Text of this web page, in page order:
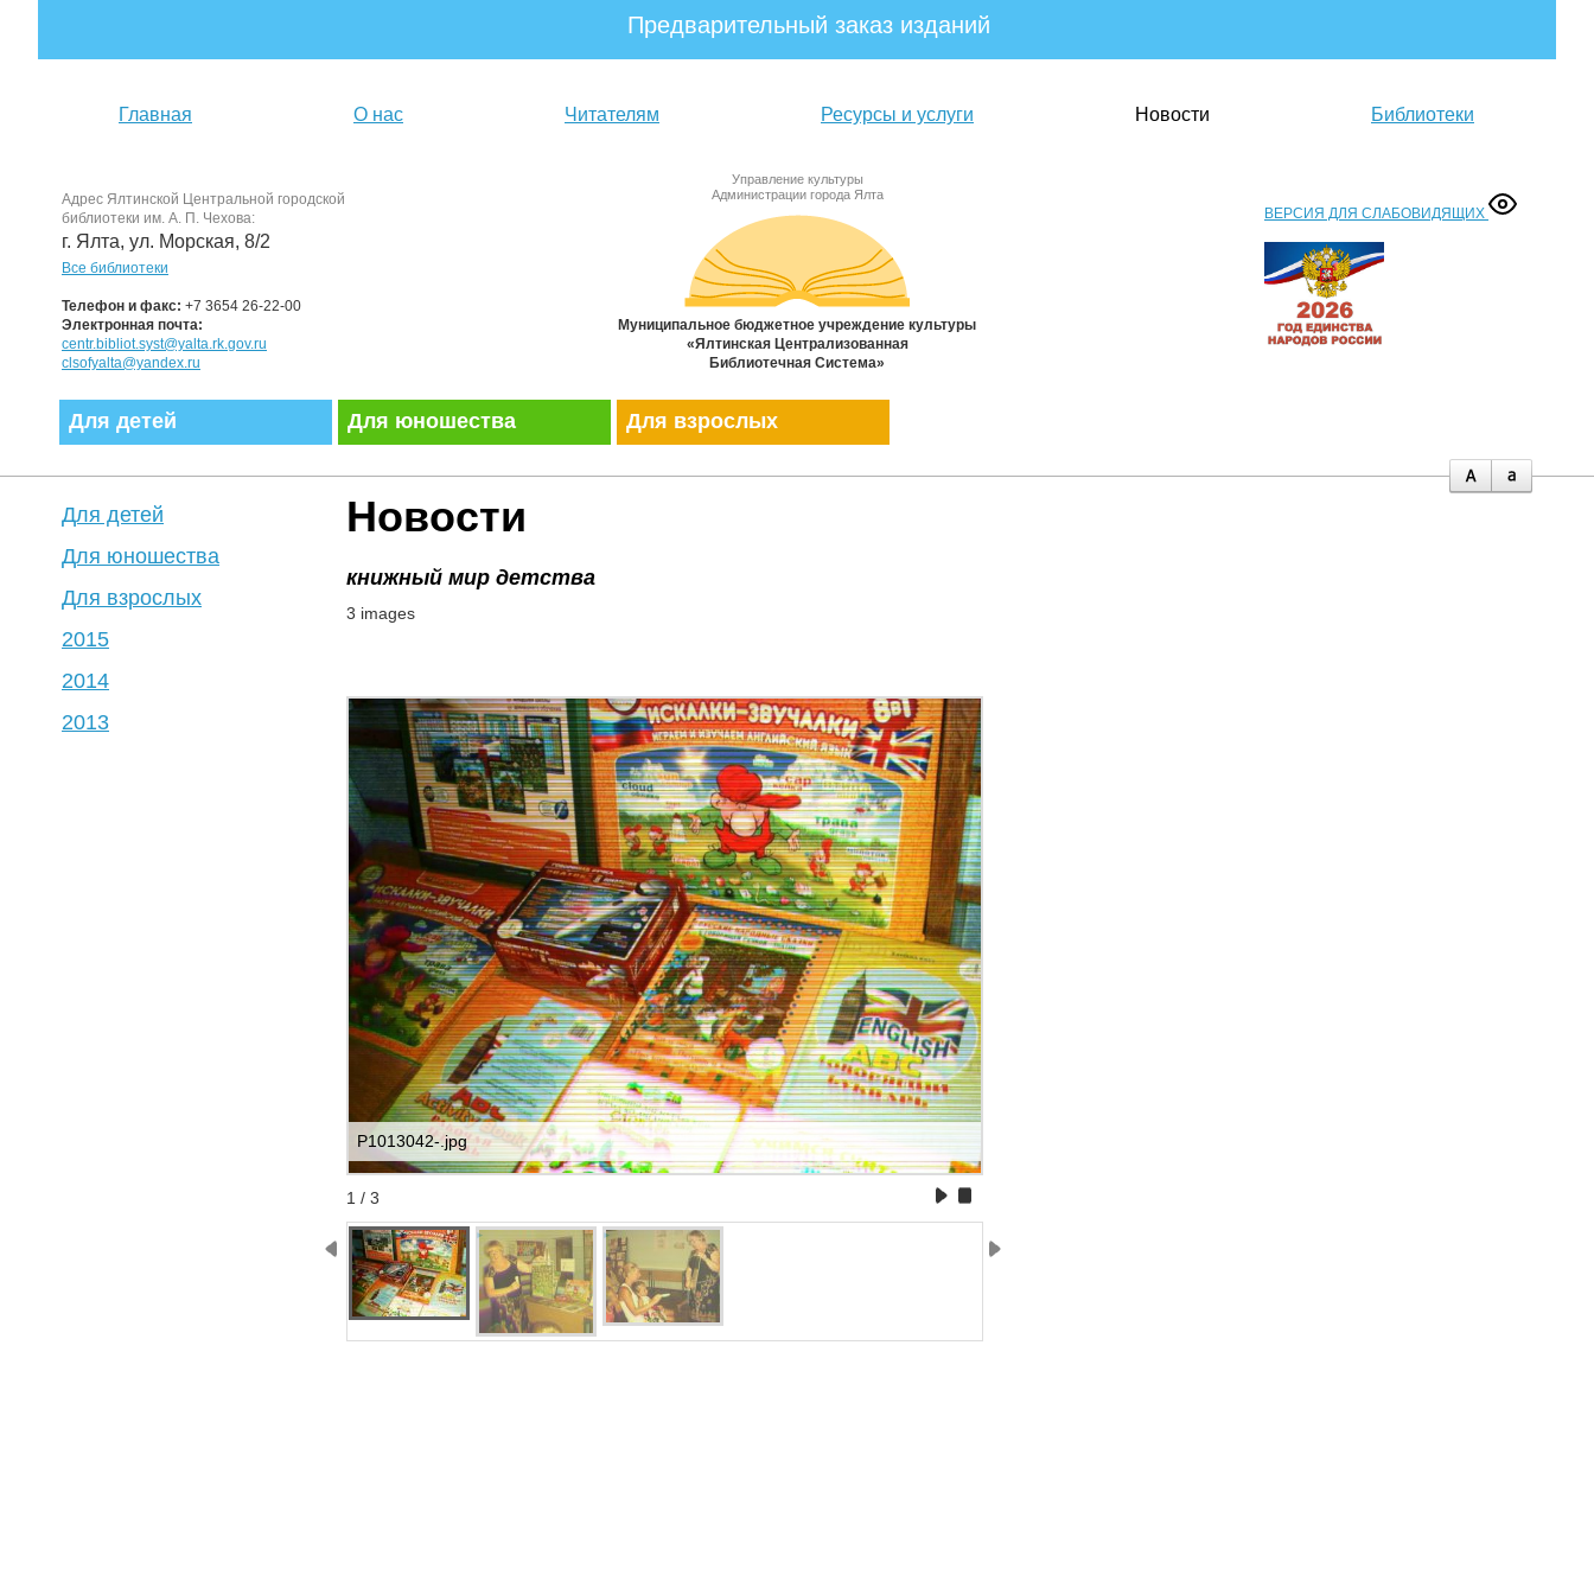
Предварительный заказ изданий
Главная О нас Читателям Ресурсы и услуги Новости Библиотеки
Управление культуры
Администрации города Ялта
Муниципальное бюджетное учреждение культуры
«Ялтинская Централизованная
Библиотечная Система»
Адрес Ялтинской Центральной городской
библиотеки им. А. П. Чехова:
г. Ялта, ул. Морская, 8/2
Все библиотеки
Телефон и факс: +7 3654 26-22-00
Электронная почта:
centr.bibliot.syst@yalta.rk.gov.ru
clsofyalta@yandex.ru
ВЕРСИЯ ДЛЯ СЛАБОВИДЯЩИХ
Для детей Для юношества Для взрослых
Новости
книжный мир детства
3 images
P1013042-.jpg
1 / 3
StartStop
Для детей
Для юношества
Для взрослых
2015
2014
2013